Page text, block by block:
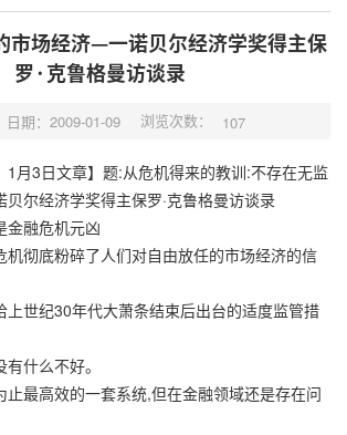
市场经济—一诺贝尔经济学奖得主保
罗·克鲁格曼访谈录
日期：2009-01-09 浏览次数： 107
1月3日文章】题:从危机得来的教训:不存在无监
尔经济学奖得主保罗·克鲁格曼访谈录
融危机元凶
彻底粉碎了人们对自由放任的市场经济的信
世纪30年代大萧条结束后出台的适度监管措
什么不好。
最高效的一套系统,但在金融领域还是存在问